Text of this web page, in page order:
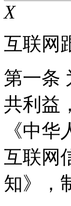
X
互联网
第一条
共利益
《中
互联网
知》，